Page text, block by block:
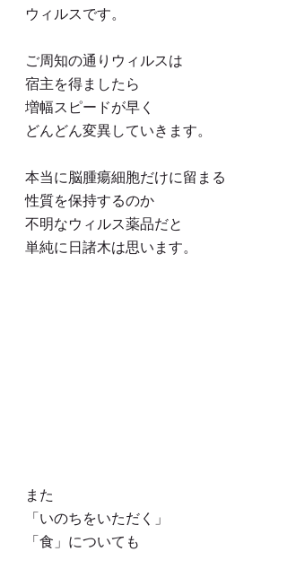
ウィルスです。
ご周知の通りウィルスは
宿主を得ましたら
増幅スピードが早く
どんどん変異していきます。
本当に脳腫瘍細胞だけに留まる
性質を保持するのか
不明なウィルス薬品だと
単純に日諸木は思います。
また
「いのちをいただく」
「食」についても